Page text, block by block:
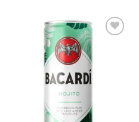
Toevoegen
verlanglijst